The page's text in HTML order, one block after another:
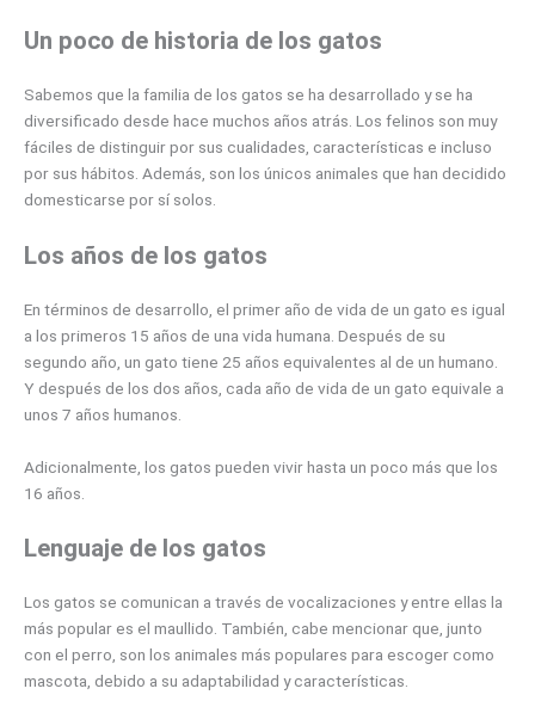
Un poco de historia de los gatos
Sabemos que la familia de los gatos se ha desarrollado y se ha
diversificado desde hace muchos años atrás. Los felinos son muy
fáciles de distinguir por sus cualidades, características e incluso
por sus hábitos. Además, son los únicos animales que han decidido
domesticarse por sí solos.
Los años de los gatos
En términos de desarrollo, el primer año de vida de un gato es igual
a los primeros 15 años de una vida humana. Después de su
segundo año, un gato tiene 25 años equivalentes al de un humano.
Y después de los dos años, cada año de vida de un gato equivale a
unos 7 años humanos.
Adicionalmente, los gatos pueden vivir hasta un poco más que los
16 años.
Lenguaje de los gatos
Los gatos se comunican a través de vocalizaciones y entre ellas la
más popular es el maullido. También, cabe mencionar que, junto
con el perro, son los animales más populares para escoger como
mascota, debido a su adaptabilidad y características.